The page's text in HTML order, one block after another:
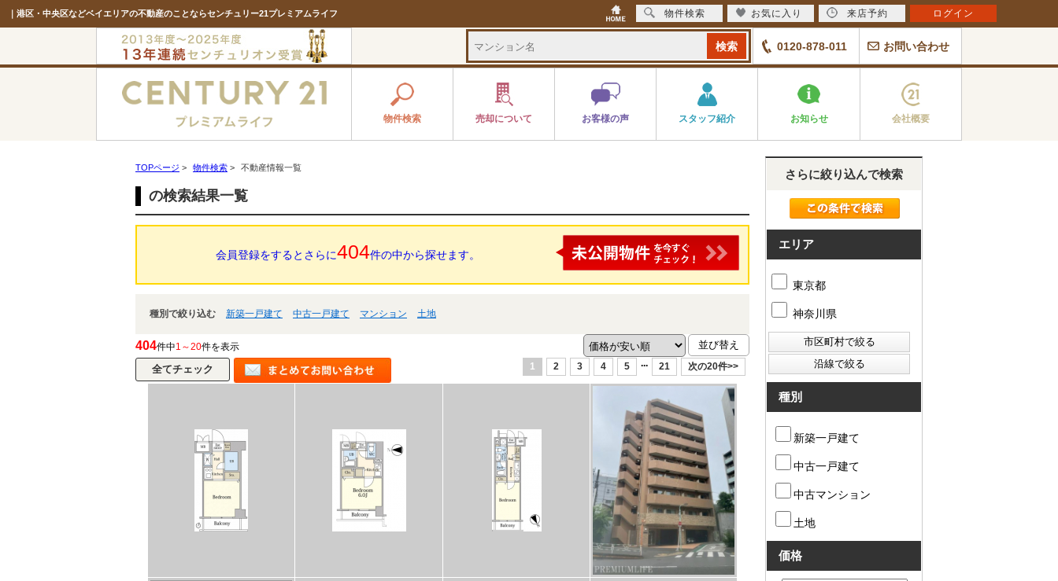
｜港区・中央区などベイエリアの不動産のことならセンチュリー21プレミアムライフ
0120-878-011 お問い合わせ
物件検索 売却について お客様の声 スタッフ紹介 お知らせ 会社概要
TOPページ > 物件検索 > 不動産情報一覧
の検索結果一覧
会員登録をするとさらに404件の中から探せます。
種別で絞り込む 新築一戸建て 中古一戸建て マンション 土地
404件中1～20件を表示
1
2 3 4 5 ... 21 次の20件>>
さらに絞り込んで検索
エリア
東京都
神奈川県
種別
新築一戸建て
中古一戸建て
中古マンション
土地
価格
物件検索 お気に入り 来店予約 ログイン